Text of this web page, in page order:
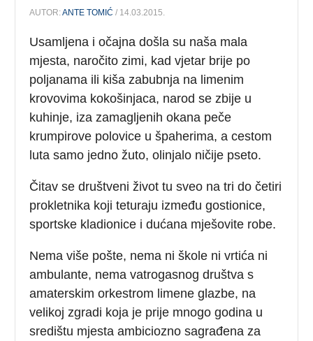
AUTOR:ANTE TOMIĆ / 14.03.2015.
Usamljena i očajna došla su naša mala
mjesta, naročito zimi, kad vjetar brije po
poljanama ili kiša zabubnja na limenim
krovovima kokošinjaca, narod se zbije u
kuhinje, iza zamagljenih okana peče
krumpirove polovice u špaherima, a cestom
luta samo jedno žuto, olinjalo ničije pseto.
Čitav se društveni život tu sveo na tri do četiri
prokletnika koji teturaju između gostionice,
sportske kladionice i dućana mješovite robe.
Nema više pošte, nema ni škole ni vrtića ni
ambulante, nema vatrogasnog društva s
amaterskim orkestrom limene glazbe, na
velikoj zgradi koja je prije mnogo godina u
središtu mjesta ambiciozno sagrađena za